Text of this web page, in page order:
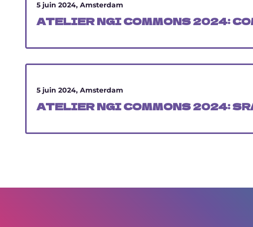
5 juin 2024, Amsterdam
ATELIER NGI COMMONS 2024:
5 juin 2024, Amsterdam
ATELIER NGI COMMONS 2024: S